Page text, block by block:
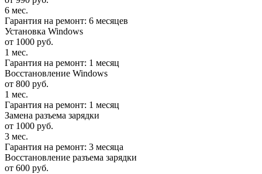
6 мес.
Гарантия на ремонт: 6 месяцев
Установка Windows
от 1000 руб.
1 мес.
Гарантия на ремонт: 1 месяц
Восстановление Windows
от 800 руб.
1 мес.
Гарантия на ремонт: 1 месяц
Замена разъема зарядки
от 1000 руб.
3 мес.
Гарантия на ремонт: 3 месяца
Восстановление разъема зарядки
от 600 руб.